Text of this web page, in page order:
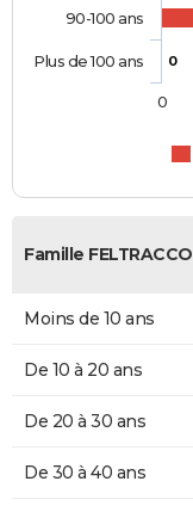
0
90-100 ans
Plus de 100 ans
0
Famille FELTRACCO
Moins de 10 ans
De 10 à 20 ans
De 20 à 30 ans
De 30 à 40 ans